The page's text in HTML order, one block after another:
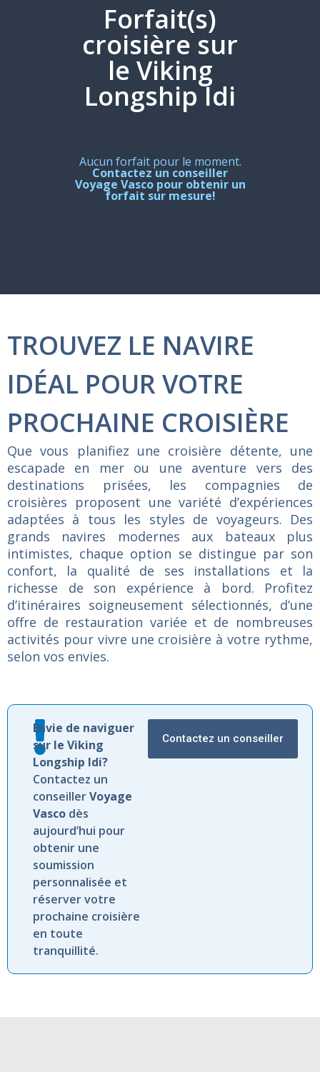
Forfait(s)
croisière sur
le Viking
Longship Idi
Aucun forfait pour le moment.
Contactez un conseiller
Voyage Vasco pour obtenir un
forfait sur mesure!
TROUVEZ LE NAVIRE
IDÉAL POUR VOTRE
PROCHAINE CROISIÈRE
Que vous planifiez une croisière détente, une
escapade en mer ou une aventure vers des
destinations prisées, les compagnies de
croisières proposent une variété d’expériences
adaptées à tous les styles de voyageurs. Des
grands navires modernes aux bateaux plus
intimistes, chaque option se distingue par son
confort, la qualité de ses installations et la
richesse de son expérience à bord. Profitez
d’itinéraires soigneusement sélectionnés, d’une
offre de restauration variée et de nombreuses
activités pour vivre une croisière à votre rythme,
selon vos envies.
Envie de naviguer
sur le Viking
Longship Idi?
Contactez un
conseillerVoyage
Vasco dès
aujourd’hui pour
obtenir une
soumission
personnalisée et
réserver votre
prochaine croisière
en toute
tranquillité.
Contactez un conseiller